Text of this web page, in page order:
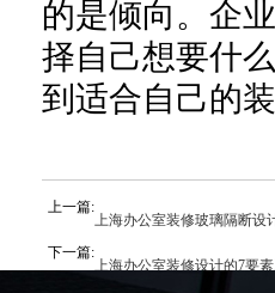
的是倾向 。 企
择自己想要什
到适合自己的
上一篇:上海办公室装修玻璃隔断设
下一篇:上海办公室装修设计的7要